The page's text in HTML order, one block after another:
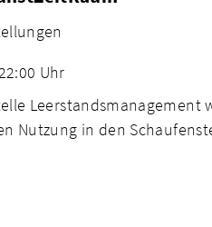
Uhr
Nutzung in den